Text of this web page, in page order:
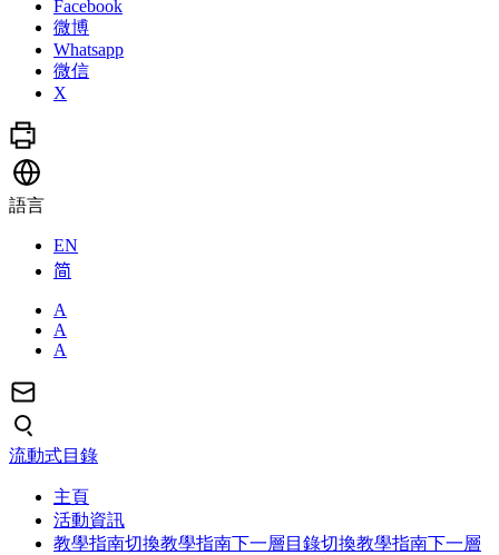
Facebook
微博
Whatsapp
微信
X
語言
EN
简
A
A
A
流動式目錄
主頁
活動資訊
教學指南切換教學指南下一層目錄切換教學指南下一層